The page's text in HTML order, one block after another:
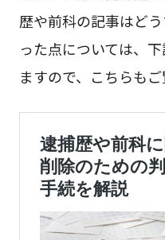
歴や前科の記事はど
った点については、
ますので、こちらもご